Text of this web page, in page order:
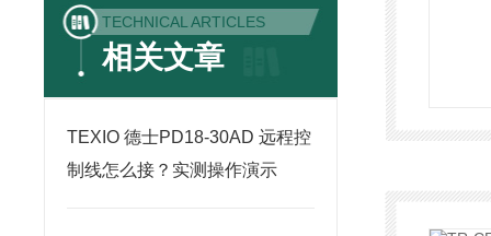
TECHNICAL ARTICLES
相关文章
TEXIO 德士PD18-30AD 远程控
制线怎么接？实测操作演示